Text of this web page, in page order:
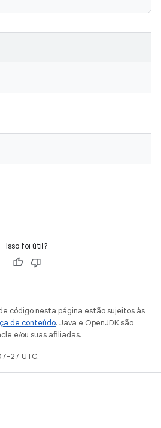
Isso foi útil?
código nesta página estão sujeitos às
de conteúdo. Java e OpenJDK são
e/ou suas afiliadas.
27 UTC.